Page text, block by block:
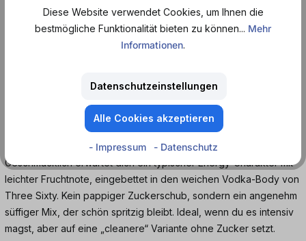
Produktinformationen
Three Sixty Vodka Energy Zero - zuckerfreier
Three Sixty Vodka Energy Zero ist dein zuckerfreier Vodka-
Energy-Mix für lange Nächte. Klarer Three Sixty Vodka trifft auf
spritzigen Energy-Geschmack, ohne pappige Süße und mit
Geschmacklich erwartet dich ein typischer Energy-Charakter mit
leichter Fruchtnote, eingebettet in den weichen Vodka-Body von
Three Sixty. Kein pappiger Zuckerschub, sondern ein angenehm
süffiger Mix, der schön spritzig bleibt. Ideal, wenn du es intensiv
magst, aber auf eine „cleanere“ Variante ohne Zucker setzt.
Diese Website verwendet Cookies, um Ihnen die
bestmögliche Funktionalität bieten zu können... Mehr
Informationen.
Datenschutzeinstellungen
Alle Cookies akzeptieren
- Impressum - Datenschutz